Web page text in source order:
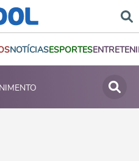
NOTÍCIASESPORTES